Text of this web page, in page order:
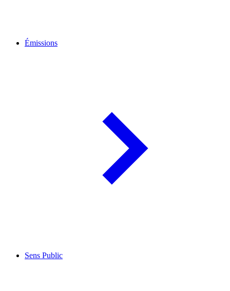
Émissions
Sens Public